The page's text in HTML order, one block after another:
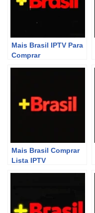
Mais Brasil IPTV Para
Comprar
Mais Brasil Comprar
Lista IPTV